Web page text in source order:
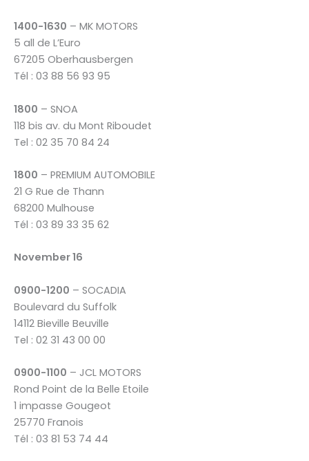
1400-1630 – MK MOTORS
5 all de L’Euro
67205 Oberhausbergen
Tél : 03 88 56 93 95
1800 – SNOA
118 bis av. du Mont Riboudet
Tel : 02 35 70 84 24
1800 – PREMIUM AUTOMOBILE
21 G Rue de Thann
68200 Mulhouse
Tél : 03 89 33 35 62
November 16
0900-1200 – SOCADIA
Boulevard du Suffolk
14112 Bieville Beuville
Tel : 02 31 43 00 00
0900-1100 – JCL MOTORS
Rond Point de la Belle Etoile
1 impasse Gougeot
25770 Franois
Tél : 03 81 53 74 44